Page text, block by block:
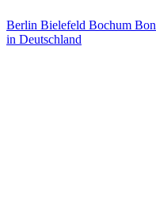
Berlin Bielefeld Bochum
in Deutschland